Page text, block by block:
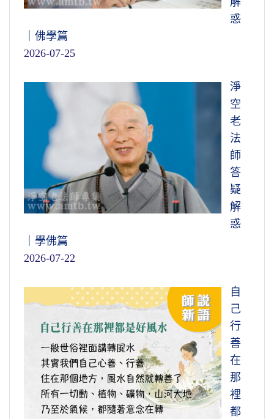
惑
｜佛學篇
2026-07-25
淨
空
老
法
師
答
疑
解
惑
｜學佛篇
2026-07-22
自
己
行
善
在
那
裡
都